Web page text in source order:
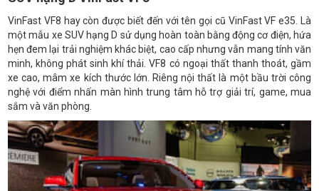
VinFast VF8 hay còn được biết đến với tên gọi cũ VinFast VF e35. Là
một mẫu xe SUV hạng D sử dụng hoàn toàn bằng động cơ điện, hứa
hẹn đem lại trải nghiệm khác biệt, cao cấp nhưng vẫn mang tính văn
minh, không phát sinh khí thải. VF8 có ngoại thất thanh thoát, gầm
xe cao, mâm xe kích thước lớn. Riêng nội thất là một bầu trời công
nghệ với điểm nhấn màn hình trung tâm hỗ trợ giải trí, game, mua
sắm và văn phòng.